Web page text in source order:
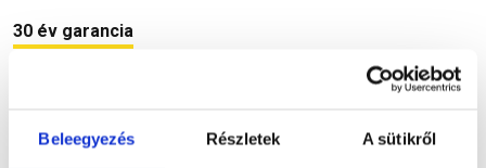
Beleegyezés Részletek A sütikről
30 év garancia
Szükséged lehet rá